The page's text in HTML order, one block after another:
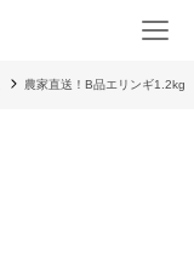
農家直送！B品エリンギ1.2kg